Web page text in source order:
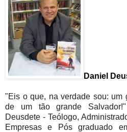
Daniel
"Eis o que, na verdade sou: um
de um tão grande
Deusdete - Teólogo,
Empresas e Pós graduado